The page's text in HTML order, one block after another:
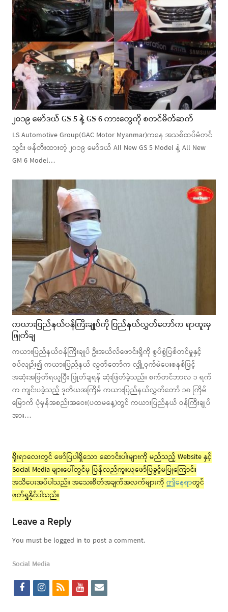
၂၀၁၉ မော်ဒယ် GS 5 နဲ့ GS 6 ကားတွေကို စတင်မိတ်ဆက်
LS Automotive Group(GAC Motor Myanmar)ကနေ အသစ်ထပ်မံတင်
သွင်း ဖန်တီးထားတဲ့ ၂၀၁၉ မော်ဒယ် All New GS 5 Model နဲ့ All New
GM 6 Model…
ကယားပြည်နယ်ဝန်ကြီးချုပ်ကို ပြည်နယ်လွှတ်တော်က ရာထူးမှ
ဖြုတ်ချ
ကယားပြည်နယ်ဝန်ကြီးချုပ် ဦးအယ်လ်ဖောင်းရှိုကို စွပ်စွဲပြစ်တင်မှုနှင့်
စပ်လျဉ်း၍ ကယားပြည်နယ် လွှတ်တော်က လျှို့ဝှက်မဲပေးစနစ်ဖြင့်
အဆုံးအဖြတ်ရယူပြီး ဖြုတ်ချရန် ဆုံးဖြတ်ခဲ့သည်။ စက်တင်ဘာလ ၁ ရက်
က ကျင်းပခဲ့သည့် ဒုတိယအကြိမ် ကယားပြည်နယ်လွှတ်တော် ၁၈ ကြိမ်
မြောက် ပုံမှန်အစည်းအဝေး(ပထမနေ့)တွင် ကယားပြည်နယ် ဝန်ကြီးချုပ်
အား…
ရိုးရာလေးတွင် ဖော်ပြပါရှိသော ဆောင်းပါးများကို မည်သည့် Website နှင့်
Social Media များပေါ်တွင်မှ ပြန်လည်ကူးယူဖော်ပြခွင့်မပြုကြောင်း
အသိပေးအပ်ပါသည်။ အသေးစိတ်အချက်အလက်များကို ဤနေရာတွင်
ဖတ်ရှုနိုင်ပါသည်။
Leave a Reply
You must be logged in to post a comment.
Social Media
f
i
r
y
e